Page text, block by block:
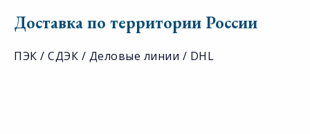
Доставка по территории России
ПЭК / СДЭК / Деловые линии / DHL